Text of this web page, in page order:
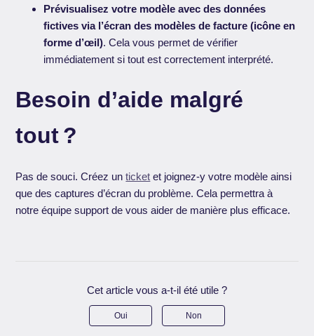
Prévisualisez votre modèle avec des données
fictives via l’écran des modèles de facture (icône en
forme d’œil). Cela vous permet de vérifier
immédiatement si tout est correctement interprété.
Besoin d’aide malgré
tout ?
Pas de souci. Créez unticket et joignez-y votre modèle ainsi
que des captures d’écran du problème. Cela permettra à
notre équipe support de vous aider de manière plus efficace.
Cet article vous a-t-il été utile ?
Oui Non